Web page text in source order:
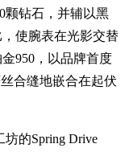
颗钻石，并辅以黑
使腕表在光影交替
950，以品牌首度
合缝地嵌合在起伏
的Spring Drive